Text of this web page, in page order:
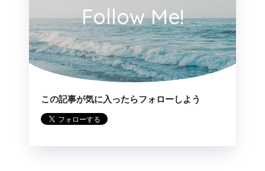
Follow Me!
この記事が気に入ったらフォローしよう